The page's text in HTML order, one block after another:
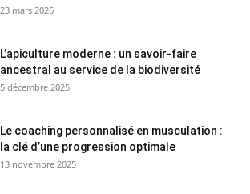
23 mars 2026
L’apiculture moderne : un savoir-faire
ancestral au service de la biodiversité
5 décembre 2025
Le coaching personnalisé en musculation :
la clé d’une progression optimale
13 novembre 2025